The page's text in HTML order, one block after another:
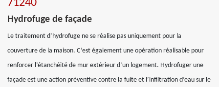
71240
Hydrofuge de façade
Le traitement d’hydrofuge ne se réalise pas uniquement pour la
couverture de la maison. C’est également une opération réalisable pour
renforcer l’étanchéité de mur extérieur d’un logement. Hydrofuger une
façade est une action préventive contre la fuite et l’infiltration d’eau sur le